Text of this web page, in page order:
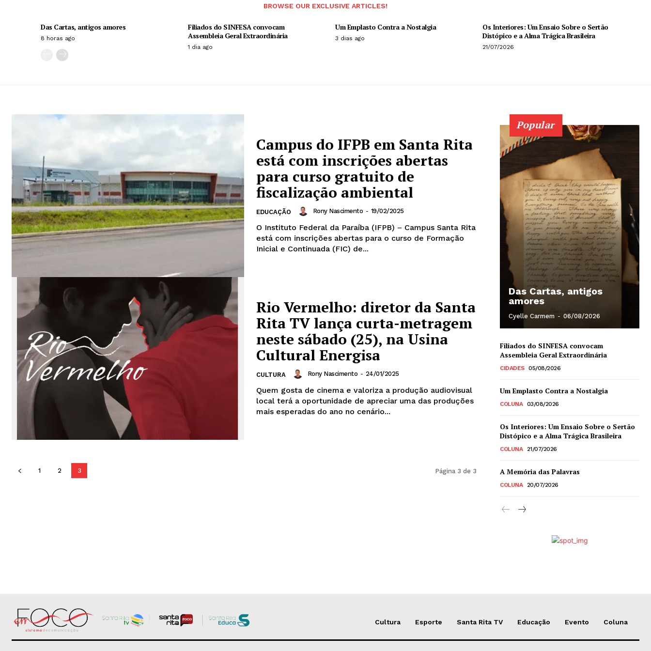
BROWSE OUR EXCLUSIVE ARTICLES!
Das Cartas, antigos amores
8 horas ago
Filiados do SINFESA convocam
Assembleia Geral Extraordinária
1 dia ago
Um Emplasto Contra a Nostalgia
3 dias ago
Os Interiores: Um Ensaio Sobre o Sertão
Distópico e a Alma Trágica Brasileira
21/07/2026
Campus do IFPB em Santa Rita
está com inscrições abertas
para curso gratuito de
fiscalização ambiental
EDUCAÇÃO Rony Nascimento - 19/02/2025
O Instituto Federal da Paraíba (IFPB) – Campus Santa Rita
está com inscrições abertas para o curso de Formação
Inicial e Continuada (FIC) de...
Rio Vermelho: diretor da Santa
Rita TV lança curta-metragem
neste sábado (25), na Usina
Cultural Energisa
CULTURA Rony Nascimento - 24/01/2025
Quem gosta de cinema e valoriza a produção audiovisual
local terá a oportunidade de apreciar uma das produções
mais esperadas do ano no cenário...
1 2 3 Página 3 de 3
Popular
Das Cartas, antigos
amores
Cyelle Carmem - 06/08/2026
Filiados do SINFESA convocam
Assembleia Geral Extraordinária
CIDADES 05/08/2026
Um Emplasto Contra a Nostalgia
COLUNA 03/08/2026
Os Interiores: Um Ensaio Sobre o Sertão
Distópico e a Alma Trágica Brasileira
COLUNA 21/07/2026
A Memória das Palavras
COLUNA 20/07/2026
Cultura Esporte Santa Rita TV Educação Evento Coluna